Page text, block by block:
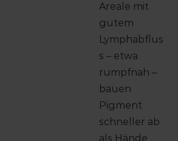
Areale mit
gutem
Lymphabflus
s – etwa
rumpfnah –
bauen
Pigment
schneller ab
als Hände